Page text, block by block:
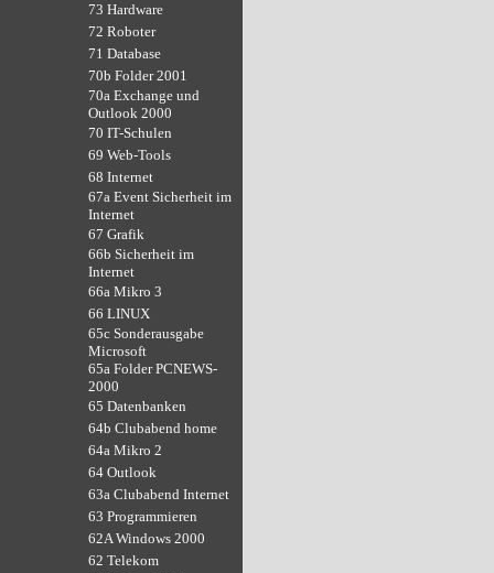
73 Hardware
72 Roboter
71 Database
70b Folder 2001
70a Exchange und
Outlook 2000
70 IT-Schulen
69 Web-Tools
68 Internet
67a Event Sicherheit im
Internet
67 Grafik
66b Sicherheit im
Internet
66a Mikro 3
66 LINUX
65c Sonderausgabe
Microsoft
65a Folder PCNEWS-
2000
65 Datenbanken
64b Clubabend home
64a Mikro 2
64 Outlook
63a Clubabend Internet
63 Programmieren
62A Windows 2000
62 Telekom